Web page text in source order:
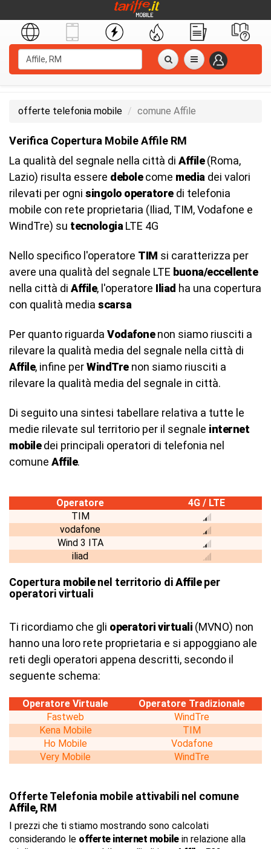
offerte telefonia mobile comune Affile
Verifica Copertura Mobile Affile RM
La qualità del segnale nella città di Affile(Roma,
Lazio) risulta essere debolecome media dei valori
rilevati per ogni singolo operatoredi telefonia
mobile con rete proprietaria (Iliad, TIM, Vodafone e
WindTre) su tecnologia LTE 4G
Nello specifico l'operatore TIM si caratterizza per
avere una qualità del segnale LTE buona/eccellente
nella città di Affile, l'operatore Iliad ha una copertura
con qualità media scarsa
Per quanto riguarda Vodafonenon siamo riusciti a
rilevare la qualità media del segnale nella città di
Affile, infine perWindTrenon siamo riusciti a
rilevare la qualità media del segnale in città.
Di seguito una sintesi tabellare relativa a tutte le
medie rilevate sul territorio per il segnale internet
mobiledei principali operatori di telefonia nel
comune Affile.
Operatore
4G / LTE
TIM
vodafone
Wind 3 ITA
iliad
Copertura mobilenel territorio diAffileper
operatori virtuali
Ti ricordiamo che gli operatori virtuali (MVNO) non
hanno una loro rete proprietaria e si appoggiano ale
reti degli operatori appena descritti, secondo il
seguente schema:
Operatore Virtuale
Operatore Tradizionale
Fastweb
WindTre
Kena Mobile
TIM
Ho Mobile
Vodafone
Very Mobile
WindTre
Offerte Telefonia mobile attivabili nel comune
Affile, RM
I prezzi che ti stiamo mostrando sono calcolati
considerando le offerte internet mobilein relazione alla